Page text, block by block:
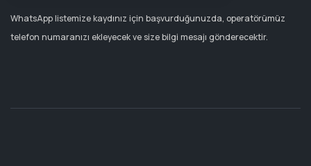
WhatsApp listemize kaydınız için başvurduğunuzda, operatörümüz
telefon numaranızı ekleyecek ve size bilgi mesajı gönderecektir.